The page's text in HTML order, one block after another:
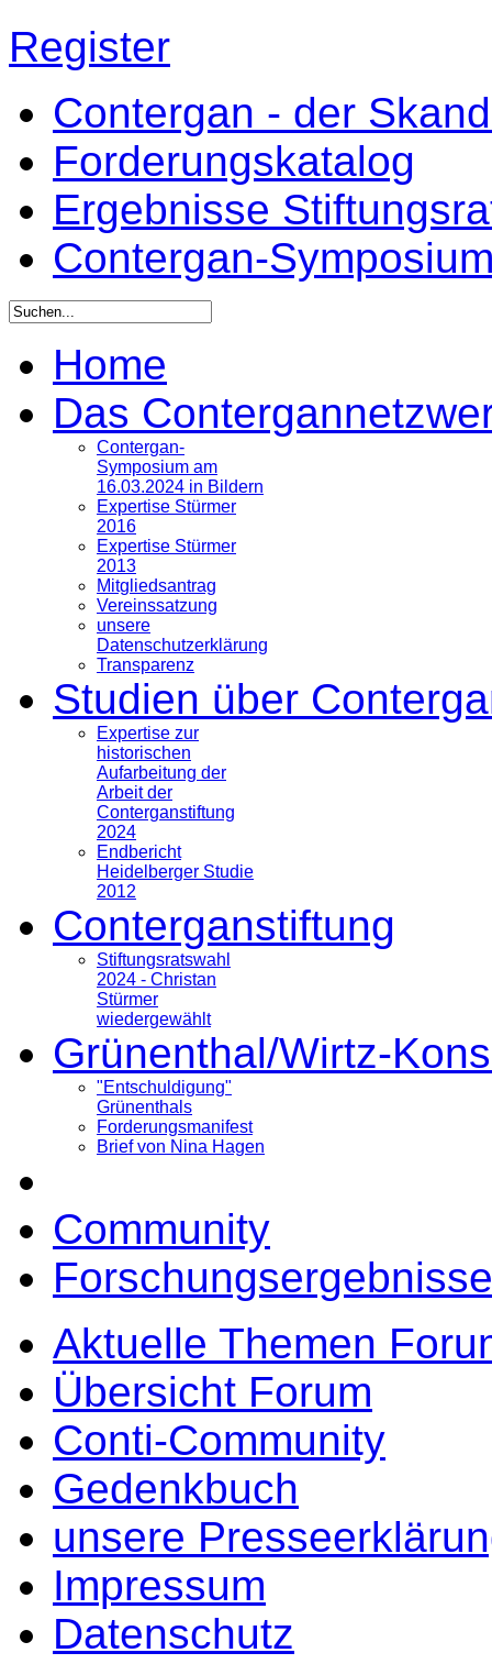
Register
Contergan - der
Forderungskatalog
Ergebnisse
Contergan-
Home
Das
Contergan-
Symposium am
16.03.2024 in Bildern
Expertise Stürmer
2016
Expertise Stürmer
2013
Mitgliedsantrag
Vereinssatzung
unsere
Datenschutzerklärung
Transparenz
Studien über
Expertise zur
historischen
Aufarbeitung der
Arbeit der
Conterganstiftung
2024
Endbericht
Heidelberger Studie
2012
Conterganstiftung
Stiftungsratswahl
2024 - Christan
Stürmer
wiedergewählt
Grünenthal/Wirtz-
"Entschuldigung"
Grünenthals
Forderungsmanifest
Brief von Nina Hagen
Community
Aktuelle Themen
Übersicht Forum
Conti-Community
Gedenkbuch
unsere
Impressum
Datenschutz